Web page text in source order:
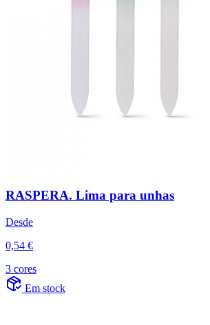
RASPERA. Lima para unhas
Desde
0,54 €
3 cores
Em stock